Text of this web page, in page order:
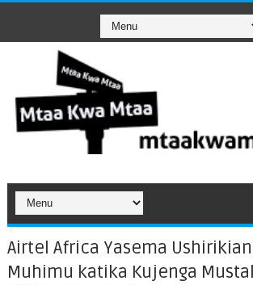
Airtel Africa Yasema
Muhimu katika Kujenga